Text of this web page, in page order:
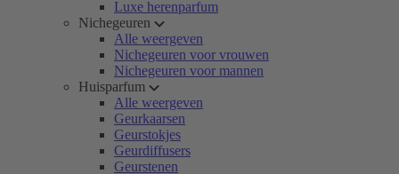
Luxe herenparfum
Nichegeuren
Alle weergeven
Nichegeuren voor vrouwen
Nichegeuren voor mannen
Huisparfum
Alle weergeven
Geurkaarsen
Geurstokjes
Geurdiffusers
Geurstenen